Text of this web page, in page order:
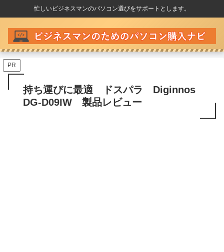
忙しいビジネスマンのパソコン選びをサポートとします。
PR
持ち運びに最適 ドスパラ Diginnos
DG-D09IW 製品レビュー